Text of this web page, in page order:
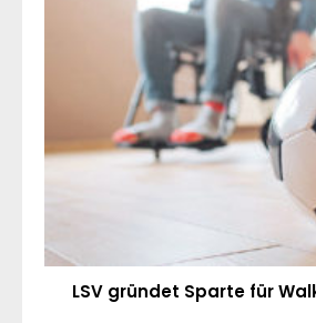
LSV gründet Sparte für